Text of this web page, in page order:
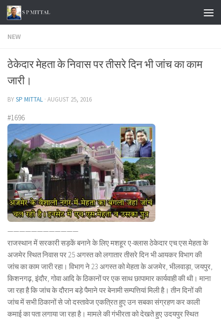
Skip to content
NEW
ठेकेदार मेहता के निवास पर तीसरे दिन भी जांच का काम
जारी।
BYSP MITTAL · AUGUST 25, 2016
#1696
————————————
राजस्थान में सरकारी सड़कें बनाने के लिए मशहूर ए-क्लास ठेकेदार एच.एस.मेहता के
अजमेर स्थित निवास पर 25 अगस्त को लगातार तीसरे दिन भी आयकर विभाग की
जांच का काम जारी रहा। विभाग ने 23 अगस्त को मेहता के अजमेर, भीलवाड़ा, जयपुर,
किशनगढ़, इंदौर, गोवा आदि के ठिकानों पर एक साथ छापामार कार्यवाही की थी। माना
जा रहा है कि जांच के दौरान बड़े पैमाने पर बेनामी सम्पत्तियां मिली है। तीन दिनों की
जांच में सभी ठिकानों से जो दस्तावेज एकत्रित हुए उन सबका संग्रहण कर काली
कमाई का पता लगाया जा रहा है। मामले की गंभीरता को देखते हुए उदयपुर स्थित